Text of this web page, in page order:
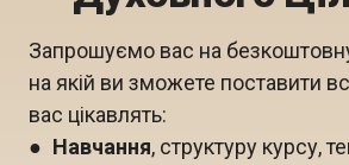
Запрошуємо вас на
на якій ви зможете поставити
вас цікавлять:
● Навчання, структуру курсу,